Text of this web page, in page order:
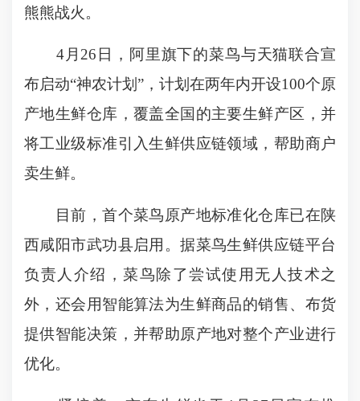
熊熊战火。
4月26日，阿里旗下的菜鸟与天猫联合宣
布启动“神农计划”，计划在两年内开设100个原
产地生鲜仓库，覆盖全国的主要生鲜产区，并
将工业级标准引入生鲜供应链领域，帮助商户
卖生鲜。
目前，首个菜鸟原产地标准化仓库已在陕
西咸阳市武功县启用。据菜鸟生鲜供应链平台
负责人介绍，菜鸟除了尝试使用无人技术之
外，还会用智能算法为生鲜商品的销售、布货
提供智能决策，并帮助原产地对整个产业进行
优化。